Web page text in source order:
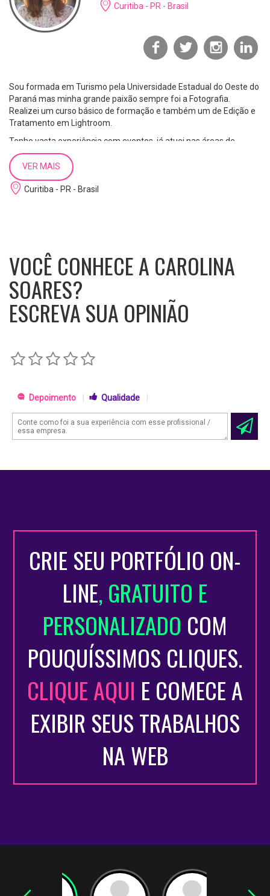
Curitiba - PR - Brasil
Sou formada em Turismo pela Universidade Estadual do Oeste do
Paraná mas minha grande paixão sempre foi a Fotografia.
Realizei um curso básico de formação e também um de Edição e
Tratamento em Lightroom.
Tenho vasta experiência com eventos, já atuei nas áreas de
cerimonial, staff e secretaria. Auxiliei na produção de um
conteúdo para web de uma marca de cosméticos capilares em
Curitiba e fiz a cobertura still do mesmo.
Sou muito interessada na área e tenho vontade de aprender e
VER MAIS
Curitiba - PR - Brasil
VOCÊ CONHECE A CAROLINA
SOARES?
ESCREVA SUA OPINIÃO
Depoimento Qualidade
CRIE SEU PORTFÓLIO ON-
LINE, GRATUITO E
PERSONALIZADO COM
POUQUÍSSIMOS CLIQUES.
CLIQUE AQUI E COMECE A
EXIBIR SEUS TRABALHOS
NA WEB